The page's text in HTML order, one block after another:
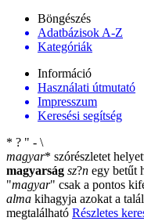
Böngészés
Adatbázisok A-Z
Kategóriák
Információ
Használati útmutató
Impresszum
Keresési segítség
* ? " - \
magyar* szórészletet
magyarság sz?n egy betűt
"magyar" csak a pontos
alma kihagyja azokat a
megtalálható Részletes